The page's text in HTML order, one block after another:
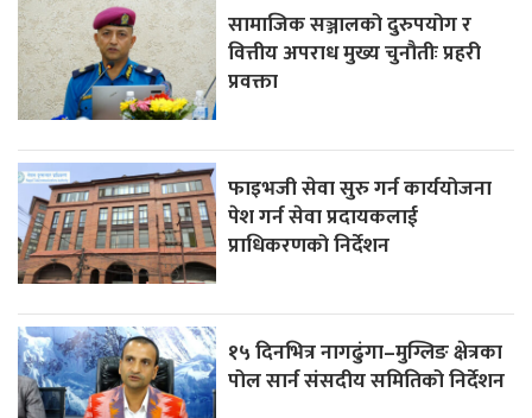
सामाजिक सञ्जालको दुरुपयोग र
वित्तीय अपराध मुख्य चुनौतीः प्रहरी
प्रवक्ता
फाइभजी सेवा सुरु गर्न कार्ययोजना
पेश गर्न सेवा प्रदायकलाई
प्राधिकरणको निर्देशन
१५ दिनभित्र नागढुंगा–मुग्लिङ क्षेत्रका
पोल सार्न संसदीय समितिको निर्देशन